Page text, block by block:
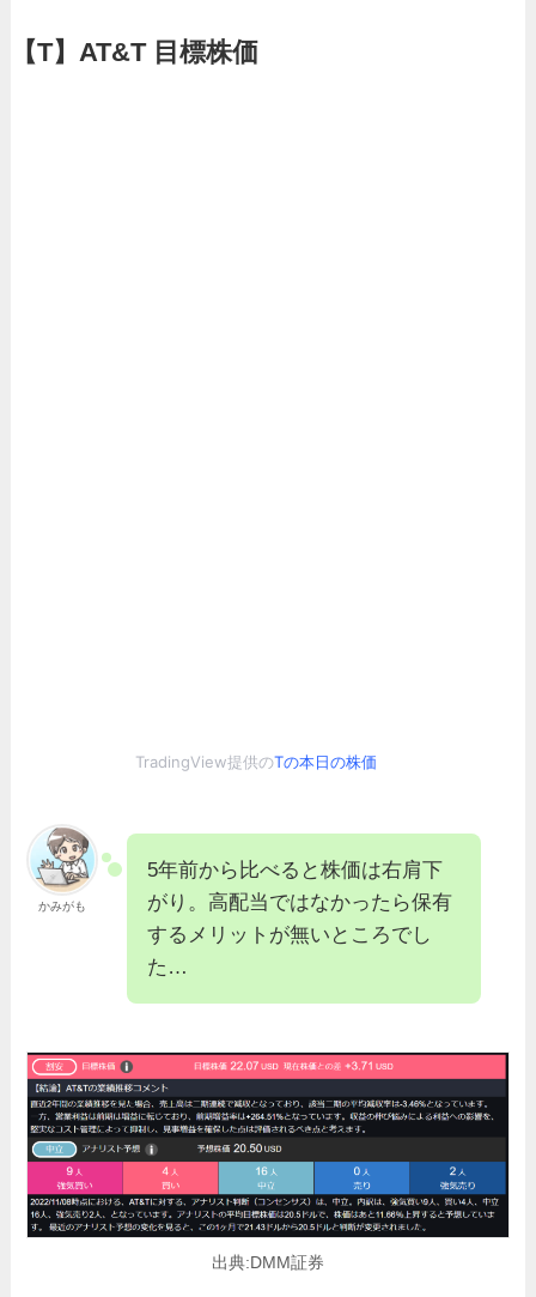
【T】AT&T 目標株価
TradingView提供のTの本日の株価
かみがも
5年前から比べると株価は右肩下
がり。高配当ではなかったら保有
するメリットが無いところでし
た…
出典:DMM証券